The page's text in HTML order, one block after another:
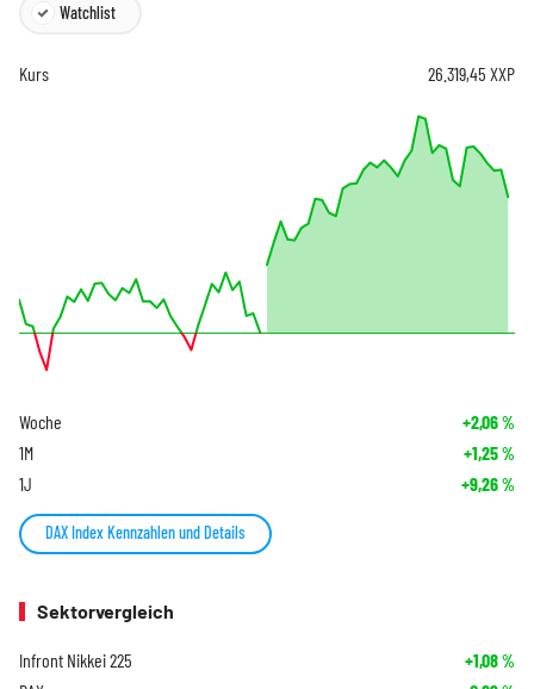
Watchlist
Kurs 26.319,45 XXP
Woche +2,06%
1M +1,25%
1J +9,26%
DAX Index Kennzahlen und Details
Sektorvergleich
Infront Nikkei 225 +1,08%